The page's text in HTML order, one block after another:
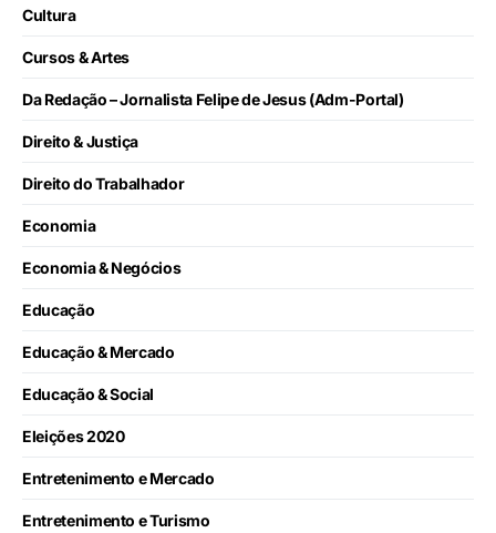
Cultura
Cursos & Artes
Da Redação – Jornalista Felipe de Jesus (Adm-Portal)
Direito & Justiça
Direito do Trabalhador
Economia
Economia & Negócios
Educação
Educação & Mercado
Educação & Social
Eleições 2020
Entretenimento e Mercado
Entretenimento e Turismo